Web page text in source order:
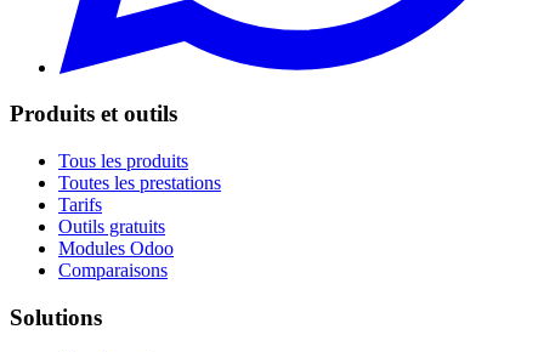
Produits et outils
Tous les produits
Toutes les prestations
Tarifs
Outils gratuits
Modules Odoo
Comparaisons
Solutions